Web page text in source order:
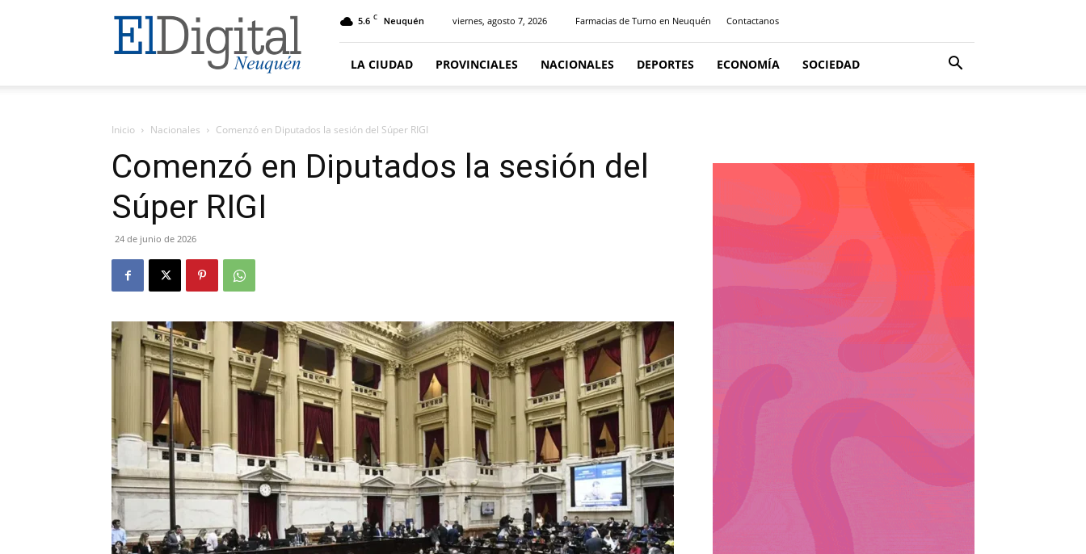
El
Digital
Neuquen
5.6 C Neuquén viernes, agosto 7, 2026 Farmacias de Turno en Neuquén Contactanos
LA CIUDAD PROVINCIALES NACIONALES DEPORTES ECONOMÍA SOCIEDAD
Inicio Nacionales Comenzó en Diputados la sesión del Súper RIGI
Comenzó en Diputados la sesión del
Súper RIGI
24 de junio de 2026